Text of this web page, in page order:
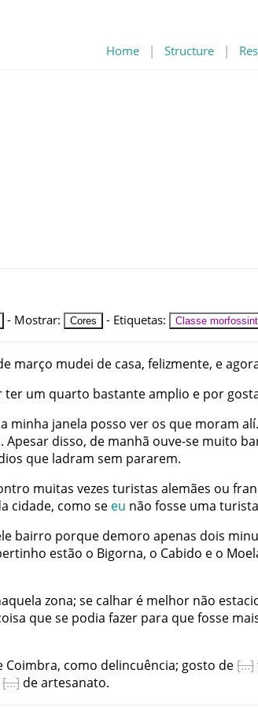
Home | Structure |
- Mostrar: Cores - Etiquetas: Classe
março mudei de casa, felizmente, e
ter um quarto bastanteamplio e por
minha janela posso ver os que moram alí.
. Apesar disso, de manhã ouve-se muito
que ladram sem pararem.
muitas vezes turistas alemães ou
cidade, como se eu não fosse uma turista
bairro porque demoro apenas dois
estão o Bigorna, o Cabido e o
zona; se calhar é melhor não
quese podia fazer para quefosse
Coimbra, como delincuência; gosto de
deartesanato.